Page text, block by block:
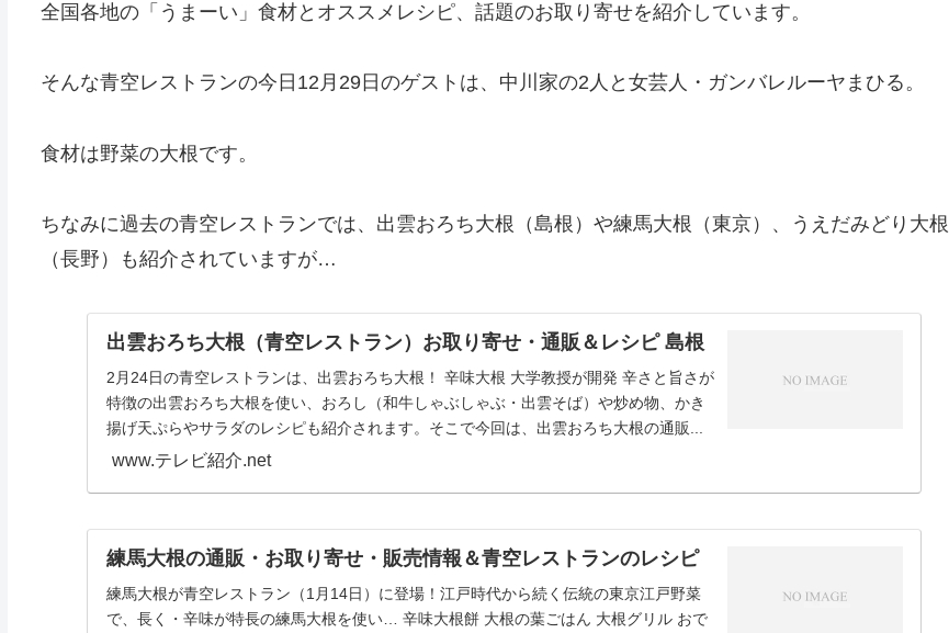
全国各地の「うまーい」食材とオススメレシピ、話題のお取り寄せを紹介しています。
そんな青空レストランの今日12月29日のゲストは、中川家の2人と女芸人・ガンバレルーヤまひる。
食材は野菜の大根です。
ちなみに過去の青空レストランでは、出雲おろち大根（島根）や練馬大根（東京）、うえだみどり大根
（長野）も紹介されていますが…
出雲おろち大根（青空レストラン）お取り寄せ・通販＆レシピ 島根
2月24日の青空レストランは、出雲おろち大根！ 辛味大根 大学教授が開発 辛さと旨さが
特徴の出雲おろち大根を使い、おろし（和牛しゃぶしゃぶ・出雲そば）や炒め物、かき
揚げ天ぷらやサラダのレシピも紹介されます。そこで今回は、出雲おろち大根の通販...
www.テレビ紹介.net
練馬大根の通販・お取り寄せ・販売情報＆青空レストランのレシピ
練馬大根が青空レストラン（1月14日）に登場！江戸時代から続く伝統の東京江戸野菜
で、長く・辛味が特長の練馬大根を使い… 辛味大根餅 大根の葉ごはん 大根グリル おで